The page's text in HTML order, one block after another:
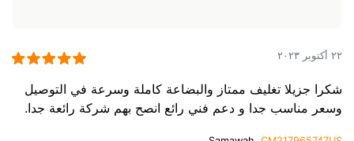
٢٢ أكتوبر ٢٠٢٣
شكرا جزيلا تغليف ممتاز والبضاعة كاملة وسرعة في التوصيل
وسعر مناسب جدا و دعم فني رائع انصح بهم شركة رائعة جدا.